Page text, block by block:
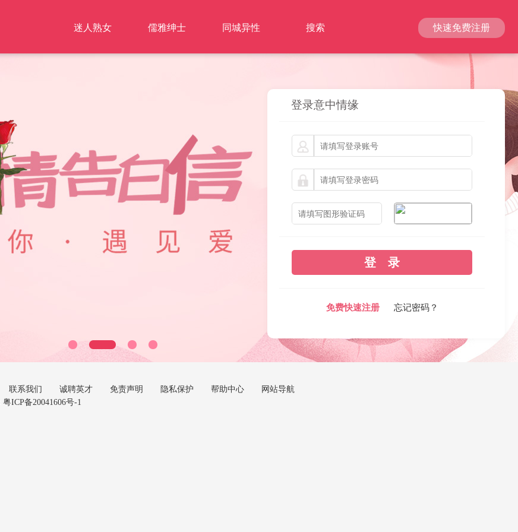
迷人熟女 儒雅绅士 同城异性 搜索 快速免费注册
登录意中情缘
免费快速注册 忘记密码？
联系我们 诚聘英才 免责声明 隐私保护 帮助中心
网站导航
粤ICP备20041606号-1